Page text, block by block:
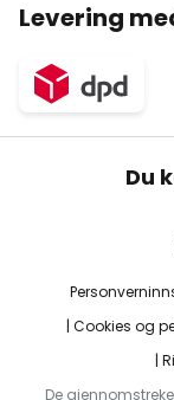
Levering
Du
Cookies og
De